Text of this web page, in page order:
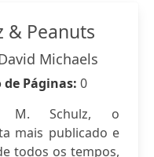
& Peanuts
Michaels
Páginas: 0
M. Schulz, o
mais publicado e
todos os tempos,